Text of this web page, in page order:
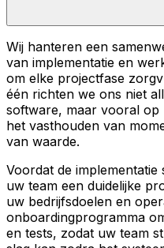
Wij hanteren een
van implementatie en
om elke projectfase
één richten we ons niet
software, maar vooral
het vasthouden van
van waarde.
Voordat de
uw team een duidelijke
uw bedrijfsdoelen en
onboardingprogramma
en tests, zodat uw team